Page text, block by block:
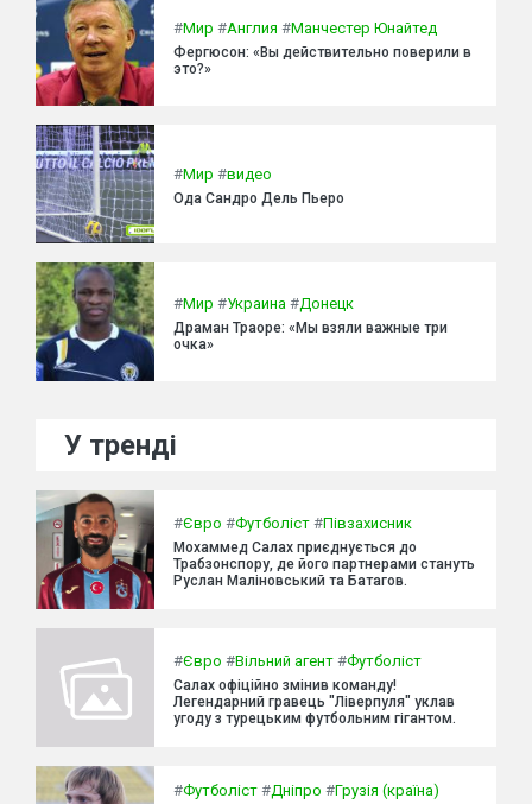
#Мир #Англия #Манчестер Юнайтед
Фергюсон: «Вы действительно поверили в
это?»
#Мир #видео
Ода Сандро Дель Пьеро
#Мир #Украина #Донецк
Драман Траоре: «Мы взяли важные три
очка»
У тренді
#Євро #Футболіст #Півзахисник
Мохаммед Салах приєднується до
Трабзонспору, де його партнерами стануть
Руслан Маліновський та Батагов.
#Євро #Вільний агент #Футболіст
Салах офіційно змінив команду!
Легендарний гравець "Ліверпуля" уклав
угоду з турецьким футбольним гігантом.
#Футболіст #Дніпро #Грузія (країна)